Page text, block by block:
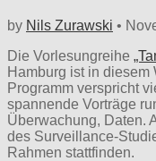
by Nils Zurawski •
Die Vorlesungreihe
Hamburg ist in
Programm verspricht
spannende Vorträge
Überwachung, Daten.
des Surveillance-
Rahmen stattfinden.